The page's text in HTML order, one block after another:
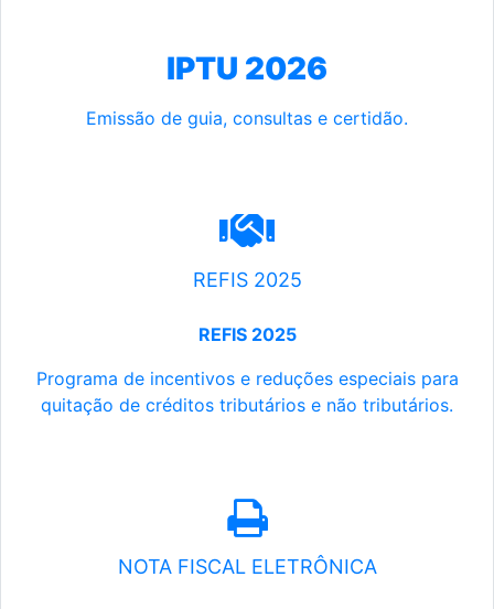
IPTU 2026
Emissão de guia, consultas e certidão.
REFIS 2025
REFIS 2025
Programa de incentivos e reduções especiais para
quitação de créditos tributários e não tributários.
NOTA FISCAL ELETRÔNICA